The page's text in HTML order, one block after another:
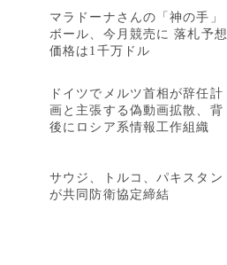
マラドーナさんの「神の手」
ボール、今月競売に 落札予想
価格は1千万ドル
ドイツでメルツ首相が辞任計
画と主張する偽動画拡散、背
後にロシア系情報工作組織
サウジ、トルコ、パキスタン
が共同防衛協定締結